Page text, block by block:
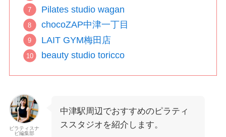
Pilates studio wagan
chocoZAP中津一丁目
LAIT GYM梅田店
beauty studio toricco
ピラティスナ
ビ編集部
中津駅周辺でおすすめのピラティ
ススタジオを紹介します。